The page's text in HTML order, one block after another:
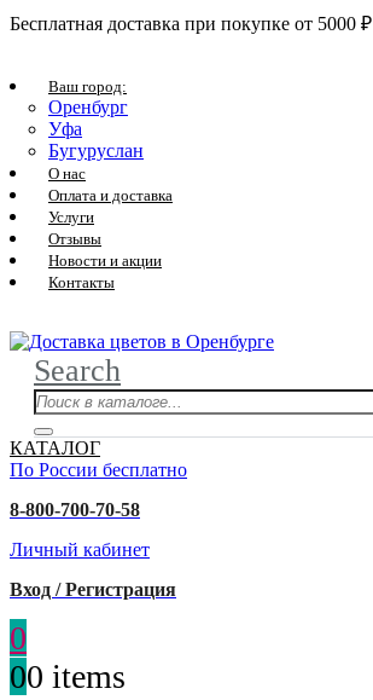
Бесплатная доставка при покупке от 5000 ₽
Ваш город:
Оренбург
Уфа
Бугуруслан
О нас
Оплата и доставка
Услуги
Отзывы
Новости и акции
Контакты
Search
КАТАЛОГ
По России бесплатно
8-800-700-70-58
Личный кабинет
Вход / Регистрация
0
00 items